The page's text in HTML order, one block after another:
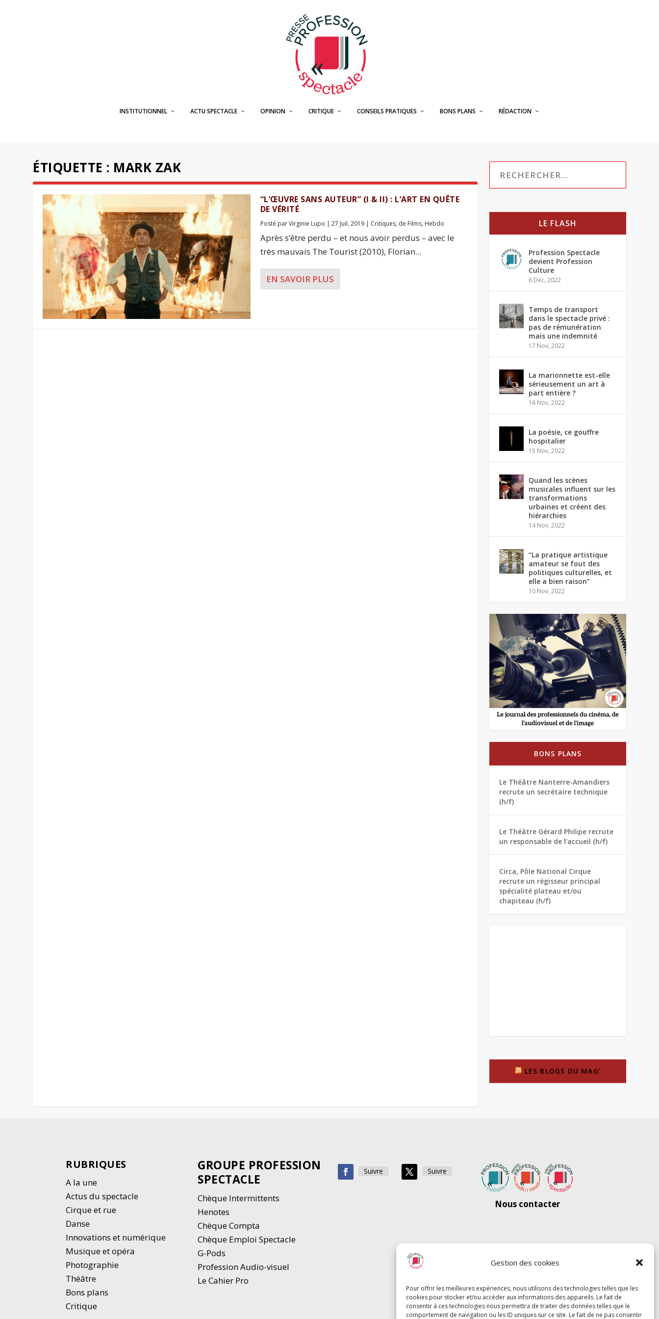
Gestion des cookies
Pour offrir les meilleures expériences, nous utilisons des technologies telles que les
cookies pour stocker et/ou accéder aux informations des appareils. Le fait de
consentir à ces technologies nous permettra de traiter des données telles que le
comportement de navigation ou les ID uniques sur ce site. Le fait de ne pas consentir
INSTITUTIONNEL ACTU SPECTACLE OPINION CRITIQUE CONSEILS PRATIQUES BONS PLANS RÉDACTION
ÉTIQUETTE : MARK ZAK
“L’ŒUVRE SANS AUTEUR” (I & II) : L’ART EN QUÊTE
DE VÉRITÉ
Posté parVirginie Lupo | 27 Juil, 2019| Critiques, de Films, Hebdo
Après s’être perdu – et nous avoir perdus – avec le
très mauvais The Tourist (2010), Florian...
EN SAVOIR PLUS
LE FLASH
Profession Spectacle
devient Profession
Culture
6 Déc, 2022
Temps de transport
dans le spectacle privé :
pas de rémunération
mais une indemnité
17 Nov, 2022
La marionnette est-elle
sérieusement un art à
part entière ?
16 Nov, 2022
La poésie, ce gouffre
hospitalier
15 Nov, 2022
Quand les scènes
musicales influent sur les
transformations
urbaines et créent des
hiérarchies
14 Nov, 2022
“La pratique artistique
amateur se fout des
politiques culturelles, et
elle a bien raison”
10 Nov, 2022
BONS PLANS
Le Théâtre Nanterre-Amandiers
recrute un secrétaire technique
(h/f)
Le Théâtre Gérard Philipe recrute
un responsable de l’accueil (h/f)
Circa, Pôle National Cirque
recrute un régisseur principal
spécialité plateau et/ou
chapiteau (h/f)
LES BLOGS DU MAG’
RUBRIQUES
A la une
Actus du spectacle
Cirque et rue
Danse
Innovations et numérique
Musique et opéra
Photographie
Théâtre
Bons plans
Critique
GROUPE PROFESSION
SPECTACLE
Chèque Intermittents
Henotes
Chèque Compta
Chèque Emploi Spectacle
G-Pods
Profession Audio-visuel
Le Cahier Pro
Suivre Suivre
Nous contacter